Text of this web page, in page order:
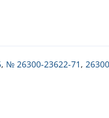
, № 26300-23622-71 ,